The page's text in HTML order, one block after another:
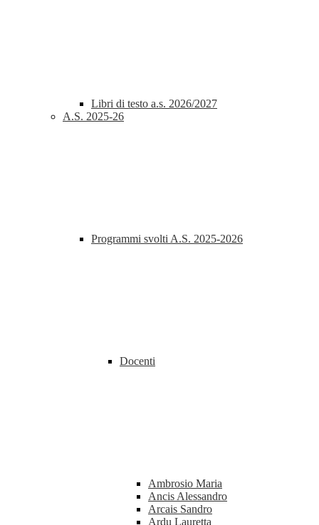
Libri di testo a.s. 2026/2027
A.S. 2025-26
Programmi svolti A.S. 2025-2026
Docenti
Ambrosio Maria
Ancis Alessandro
Arcais Sandro
Ardu Lauretta